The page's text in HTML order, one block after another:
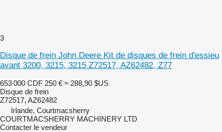
3
Disque de frein John Deere Kit de disques de frein d'essieu
avant 3200, 3215, 3215 Z72517, AZ62482, Z77
653 000 CDF 250 € ≈ 288,90 $US
Disque de frein
Z72517, AZ62482
Irlande, Courtmacsherry
COURTMACSHERRY MACHINERY LTD
Contacter le vendeur